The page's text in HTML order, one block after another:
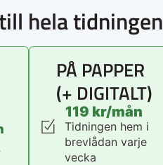
hela tidningen
PÅ PAPPER
(+ DIGITALT)
119 kr/mån
Tidningen hem i
brevlådan varje
vecka